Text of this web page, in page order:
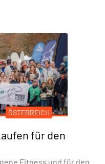
ÖSTERREICH
für den